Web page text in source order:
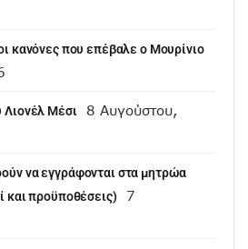
κανόνες που επέβαλε ο Μουρίνιο
Λιονέλ Μέσι
8 Αυγούστου,
να εγγράφονται στα μητρώα
και προϋποθέσεις)
7